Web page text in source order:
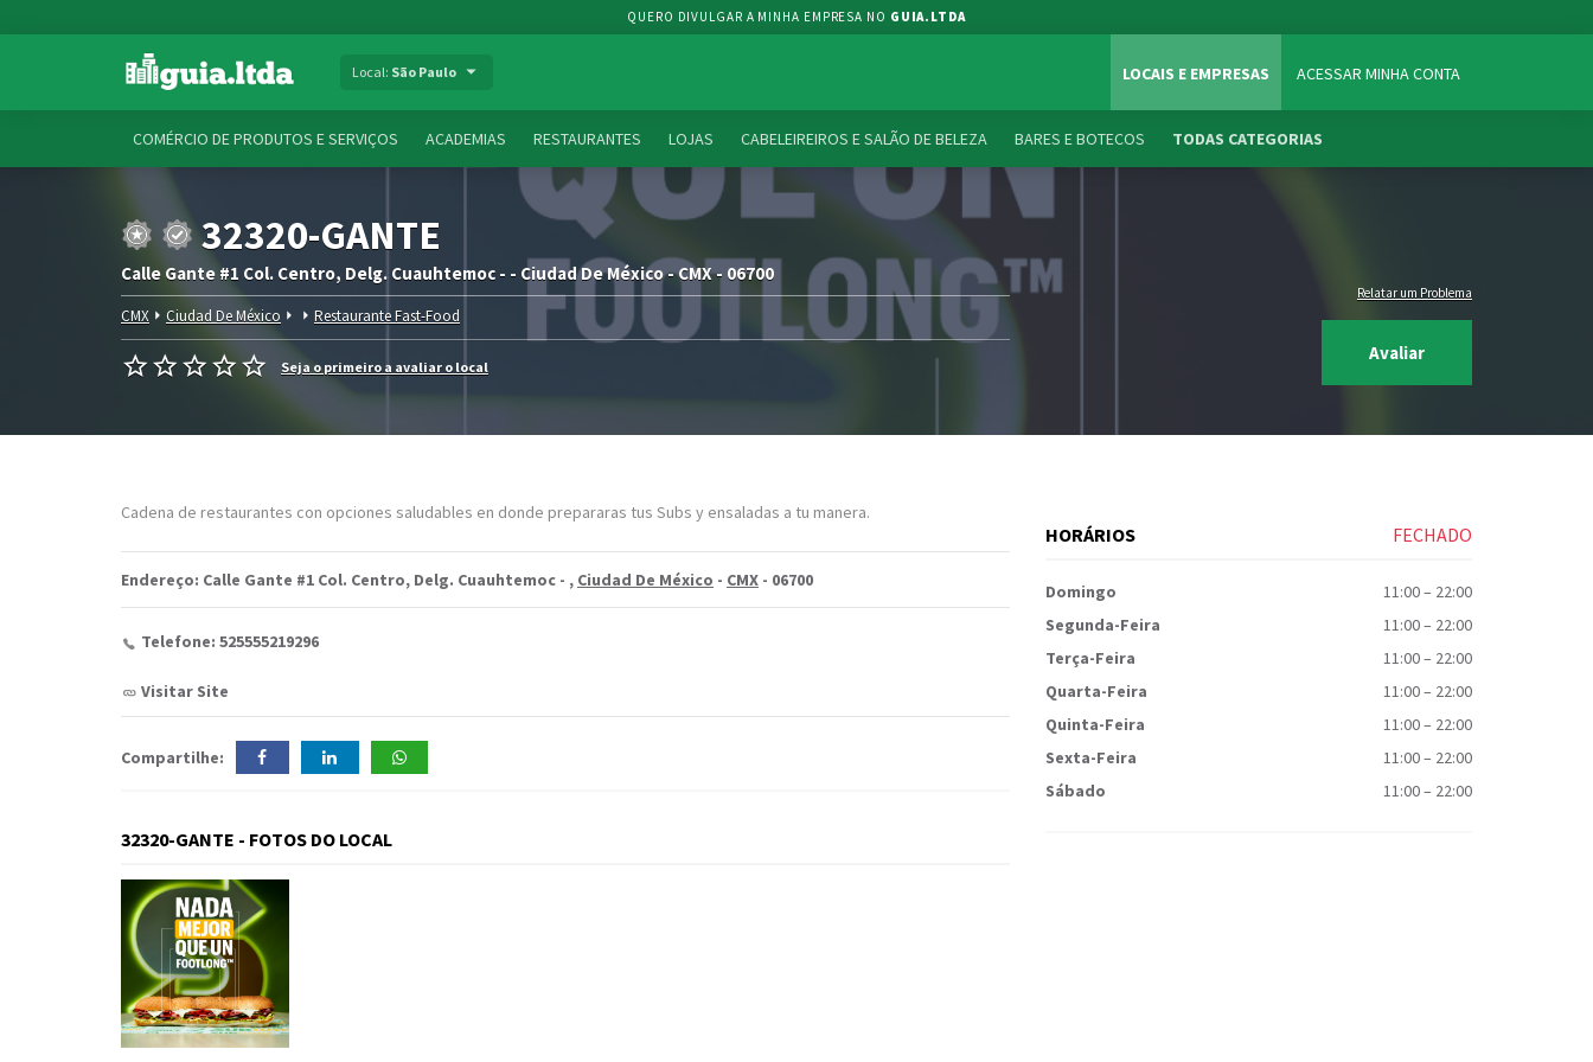
QUERO DIVULGAR A MINHA EMPRESA NO GUIA.LTDA
Local: São Paulo LOCAIS E EMPRESAS ACESSAR MINHA CONTA
COMÉRCIO DE PRODUTOS E SERVIÇOS ACADEMIAS RESTAURANTES LOJAS CABELEIREIROS E SALÃO DE BELEZA BARES E BOTECOS TODAS CATEGORIAS
32320-GANTE
Calle Gante #1 Col. Centro, Delg. Cuauhtemoc - - Ciudad De México - CMX - 06700
CMX Ciudad De México Restaurante Fast-Food
Seja o primeiro a avaliar o local
Relatar um Problema
Avaliar
Cadena de restaurantes con opciones saludables en donde prepararas tus Subs y ensaladas a tu manera.
Endereço: Calle Gante #1 Col. Centro, Delg. Cuauhtemoc - , Ciudad De México - CMX - 06700
Telefone: 525555219296
Visitar Site
Compartilhe:
32320-GANTE - FOTOS DO LOCAL
HORÁRIOS FECHADO
Domingo 11:00– 22:00
Segunda-Feira
11:00– 22:00
Terça-Feira
11:00– 22:00
Quarta-Feira
11:00– 22:00
Quinta-Feira
11:00– 22:00
Sexta-Feira
11:00– 22:00
Sábado
11:00– 22:00